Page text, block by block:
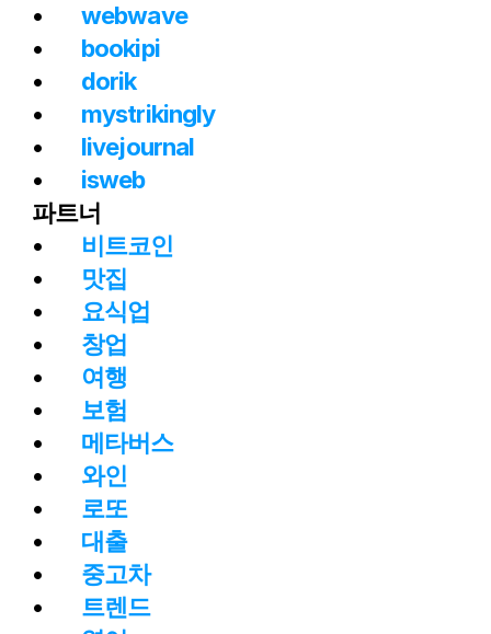
webwave
bookipi
dorik
mystrikingly
livejournal
isweb
파트너
비트코인
맛집
요식업
창업
여행
보험
메타버스
와인
로또
대출
중고차
트렌드